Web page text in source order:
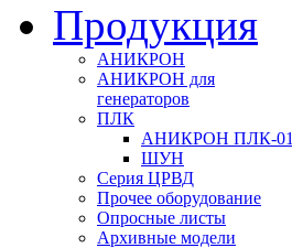
Продукция
АНИКРОН
АНИКРОН для
генераторов
ПЛК
АНИКРОН ПЛК-01
ШУН
Серия ЦРВД
Прочее оборудование
Опросные листы
Архивные модели